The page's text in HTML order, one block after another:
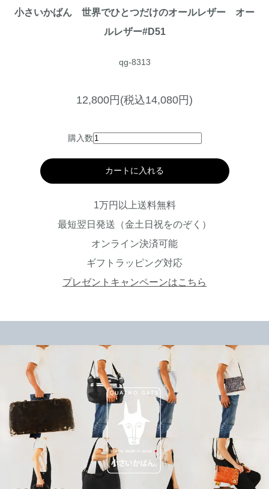
小さいかばん 世界でひとつだけのオールレザー オー
ルレザー#D51
qg-8313
12,800円(税込14,080円)
購入数
カートに入れる
1万円以上送料無料
最短翌日発送（金土日祝をのぞく）
オンライン決済可能
ギフトラッピング対応
プレゼントキャンペーンはこちら